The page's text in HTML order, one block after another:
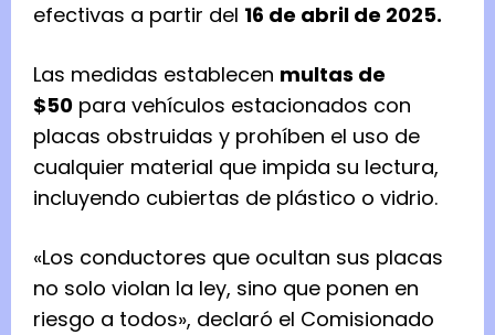
efectivas a partir del 16 de abril de 2025.
Las medidas establecen multas de
$50 para vehículos estacionados con
placas obstruidas y prohíben el uso de
cualquier material que impida su lectura,
incluyendo cubiertas de plástico o vidrio.
«Los conductores que ocultan sus placas
no solo violan la ley, sino que ponen en
riesgo a todos», declaró el Comisionado